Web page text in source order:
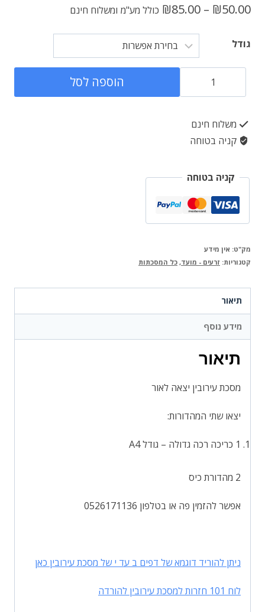
₪50.00
–
₪85.00
טווח
מחירים:
כולל מע"מ ומשלוח חינם
גודל
של
עירובין
המאיר
הוספה לסל
משלוח חינם
קניה בטוחה
קניה בטוחה
מק"ט: אין מידע
קטגוריות: זרעים - מועד, כל המסכתות
תיאור
מידע נוסף
תיאור
מסכת עירובין יצאה לאור
יצאו שתי המהדורות:
1 כריכה רכה גדולה – גודל A4
2 מהדורת כיס
אפשר להזמין פה או בטלפון 0526171136
ניתן להוריד דוגמא של דפים ב עד י של מסכת עירובין כאן
לוח 101 חזרות למסכת עירובין להורדה